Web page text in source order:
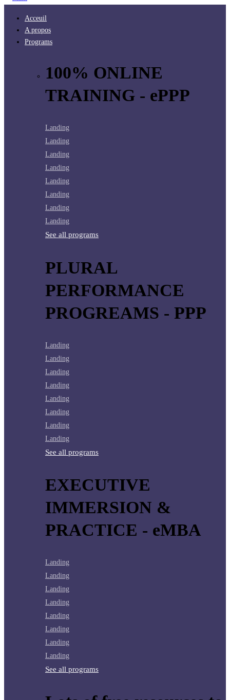
Acceuil
A propos
Programs
100% ONLINE
TRAINING - ePPP
Landing
Landing
Landing
Landing
Landing
Landing
Landing
Landing
See all programs
PLURAL
PERFORMANCE
PROGREAMS - PPP
Landing
Landing
Landing
Landing
Landing
Landing
Landing
Landing
See all programs
EXECUTIVE
IMMERSION &
PRACTICE - eMBA
Landing
Landing
Landing
Landing
Landing
Landing
Landing
Landing
See all programs